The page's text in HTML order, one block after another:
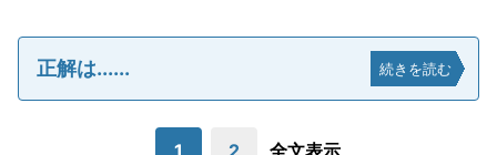
正解は...... 続きを読む
1 2 全文表示